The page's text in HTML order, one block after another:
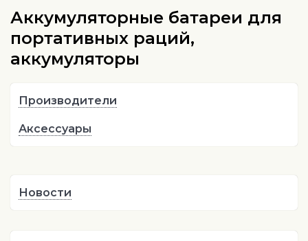
Аккумуляторные батареи для
портативных раций,
аккумуляторы
Производители
Аксессуары
Новости